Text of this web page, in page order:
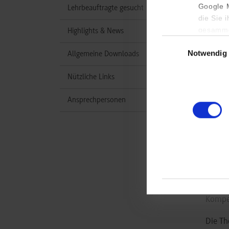
Google
die Sie
Notwendig
Lehrbeauftragte gesucht
Highlights & News
Allgemeine Downloads
Nützliche Links
Ansprechpersonen
Die